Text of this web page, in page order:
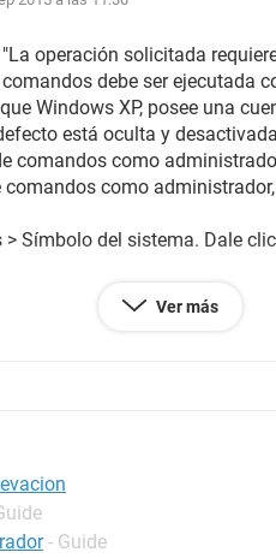
operación solicitada
debe ser ejecutada
Windows XP, posee una
está oculta y
comandos como
comandos como
Símbolo del sistema. Dale
Ver más
- Guide